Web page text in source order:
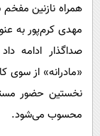
همراه نازنین
مهدی کرم‌پور به
«مادرانه» از سوی
نخستین حضور
محسوب می‌شود.